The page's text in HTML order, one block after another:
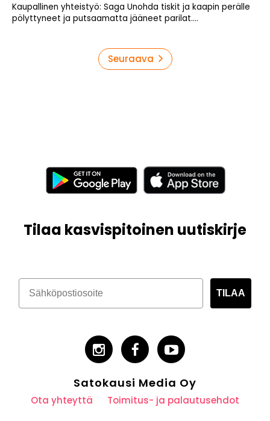
Kaupallinen yhteistyö: Saga Unohda tiskit ja kaapin perälle
pölyttyneet ja putsaamatta jääneet parilat....
Seuraava
Tilaa kasvispitoinen uutiskirje
TILAA
Satokausi Media Oy
Ota yhteyttä Toimitus- ja palautusehdot